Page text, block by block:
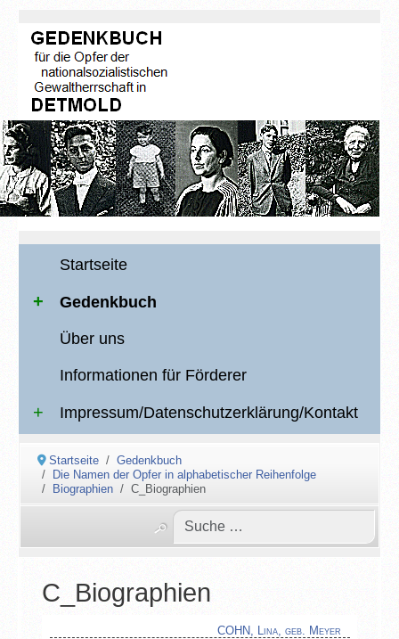
Startseite
Gedenkbuch
Über uns
Informationen für Förderer
Impressum/Datenschutzerklärung/Kontakt
Startseite
Gedenkbuch
Die Namen der Opfer in alphabetischer Reihenfolge
Biographien
C_Biographien
C_Biographien
COHN, Lina, geb. Meyer